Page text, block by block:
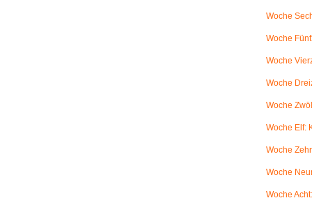
Woche
Woche
Woche
Woche
Woche
Woche Elf:
Woche
Woche
Woche